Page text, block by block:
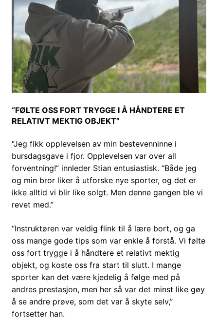
“FØLTE OSS FORT TRYGGE I Å HÅNDTERE ET
RELATIVT MEKTIG OBJEKT”
“Jeg fikk opplevelsen av min bestevenninne i
bursdagsgave i fjor. Opplevelsen var over all
forventning!” innleder Stian entusiastisk. “Både jeg
og min bror liker å utforske nye sporter, og det er
ikke alltid vi blir like solgt. Men denne gangen ble vi
revet med.”
“Instruktøren var veldig flink til å lære bort, og ga
oss mange gode tips som var enkle å forstå. Vi følte
oss fort trygge i å håndtere et relativt mektig
objekt, og koste oss fra start til slutt. I mange
sporter kan det være kjedelig å følge med på
andres prestasjon, men her så var det minst like gøy
å se andre prøve, som det var å skyte selv,”
fortsetter han.